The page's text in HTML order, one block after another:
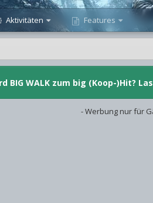
Aktivitäten Features
BIG WALK zum big (Koop-)Hit?
- Werbung nur für